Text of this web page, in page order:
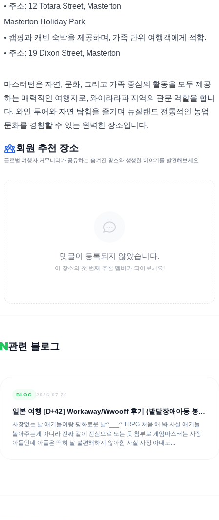
• 주소: 12 Totara Street, Masterton
Masterton Holiday Park
• 캠핑과 캐빈 숙박을 제공하며, 가족 단위 여행객에게 적합.
• 주소: 19 Dixon Street, Masterton
마스터턴은 자연, 문화, 그리고 가족 중심의 활동을 모두 제공
하는 매력적인 여행지로, 와이라라파 지역의 관문 역할을 합니
다. 와인 투어와 자연 탐험을 즐기며 뉴질랜드 전통적인 농업
문화를 경험할 수 있는 완벽한 장소입니다.
회원 추천 장소
글로벌 여행자 커뮤니티가 공유하는 숨겨진 명소와 생생한 이야기를 발견해보세요.
댓글이 등록되지 않았습니다.
이 장소의 첫 번째 추천 멤버가 되어보세요!
관련 블로그
BLOG 2026.07.26
일본 여행 [D+42] Workaway/Wwooff 후기 (발달장애아동 봉
사) 비추
사장없는 날 애기들이랑 평화로운 날^___^ TRPG 처음 해 봐 사실 애기들
놀아주는게 아니라 진짜 같이 진심으로 노는 듯 첨부로 게임마스터는 사장
아들인데 아들은 딱히 날 불편해하지 않아함 사실 사장 아내도...